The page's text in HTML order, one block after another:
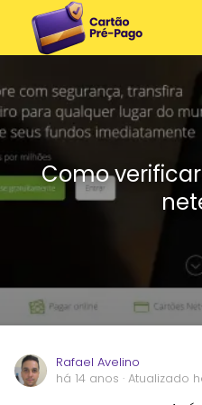
Como
Rafael Avelino
há 14 anos · Atualizado